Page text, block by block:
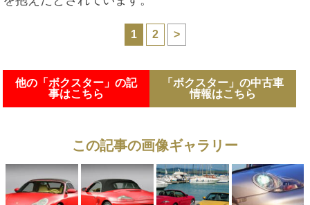
1 2 >
他の「ボクスター」の記
事はこちら
「ボクスター」の中古車
情報はこちら
この記事の画像ギャラリー